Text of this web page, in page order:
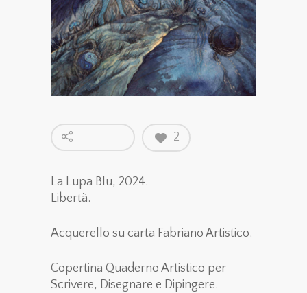
2
La Lupa Blu, 2024.
Libertà.
Acquerello su carta Fabriano Artistico.
Copertina Quaderno Artistico per
Scrivere, Disegnare e Dipingere.